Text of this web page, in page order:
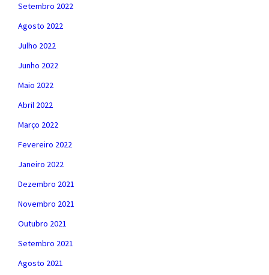
Setembro 2022
Agosto 2022
Julho 2022
Junho 2022
Maio 2022
Abril 2022
Março 2022
Fevereiro 2022
Janeiro 2022
Dezembro 2021
Novembro 2021
Outubro 2021
Setembro 2021
Agosto 2021